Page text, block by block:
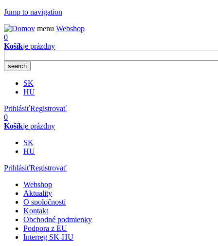
Jump to navigation
menu Webshop
0
Košíkje prázdny
SK
HU
PrihlásiťRegistrovať
0
Košíkje prázdny
SK
HU
PrihlásiťRegistrovať
Webshop
Aktuality
O spoločnosti
Kontakt
Obchodné podmienky
Podpora z EU
Interreg SK-HU